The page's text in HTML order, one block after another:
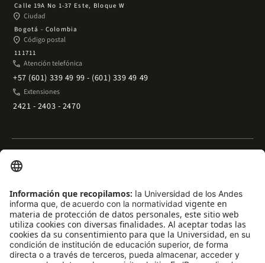
Calle 19A No 1-37 Este, Bloque W
place Ciudad
Bogotá - Colombia
place Código postal
111711
phone Atención telefónica
+57 (601) 339 49 99 - (601) 339 49 49
phone Extensiones
2421 - 2403 - 2470
Enlaces rápidos
Trabaje con nosotrosarrow_outward
Emergenciasarrow_outward
Preguntas frecuentesarrow_outward